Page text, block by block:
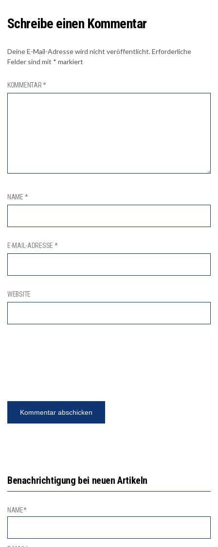
Schreibe einen Kommentar
Deine E-Mail-Adresse wird nicht veröffentlicht.Erforderliche
Felder sind mit * markiert
KOMMENTAR*
NAME *
E-MAIL-ADRESSE *
WEBSITE
Benachrichtigung bei neuen Artikeln
NAME*